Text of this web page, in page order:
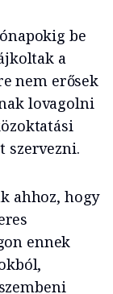
be
a
nem erősek
lovagolni
szervezni.
ahhoz, hogy
ennek